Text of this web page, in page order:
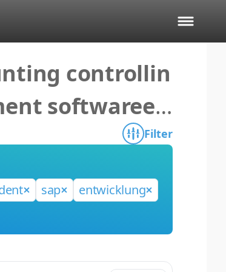
controllin
softwareen
Filter
sap
entwicklung